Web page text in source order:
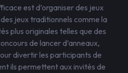
est d’organiser des jeux
jeux traditionnels comme la
plus originales telles que des
de lancer d’anneaux,
divertir les participants de
ils permettent aux invités de